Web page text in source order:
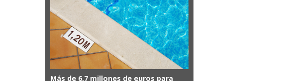
Más de 6,7 millones de euros para